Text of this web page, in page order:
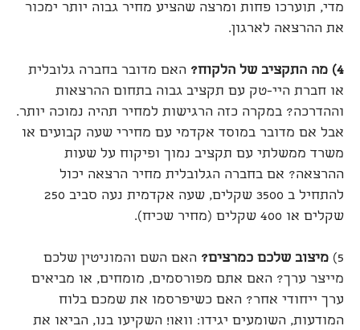
מדי, תוערכו פחות ומרצה שהציע מחיר גבוה יותר ימכור
את ההרצאה לארגון.
4) מה התקציב של הלקוח? האם מדובר בחברה גלובלית
או חברת היי-טק עם תקציב גבוה בתחום ההרצאות
וההדרכה? במקרה כזה הרגישות למחיר תהיה נמוכה יותר.
אבל אם מדובר במוסד אקדמי עם מחירי שעה קבועים או
משרד ממשלתי עם תקציב נמוך ופיקוח על שעות
ההרצאה? אם בחברה הגלובלית מחיר הרצאה יכול
להתחיל ב 3500 שקלים, שעה אקדמית נעה סביב 250
שקלים או 400 שקלים (מחיר שכיח).
5) מיצוב שלכם כמרצים? האם השם והמוניטין שלכם
מייצר ערך? האם אתם מפורסמים, מומחים, או מביאים
ערך ייחודי אחר? האם כשיפרסמו את שמכם בלוח
המודעות, השומעים יגידו: וואו! השקיעו בנו, הביאו את